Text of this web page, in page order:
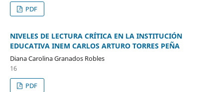
PDF
NIVELES DE LECTURA CRÍTICA EN LA INSTITUCIÓN
EDUCATIVA INEM CARLOS ARTURO TORRES PEÑA
Diana Carolina Granados Robles
16
PDF